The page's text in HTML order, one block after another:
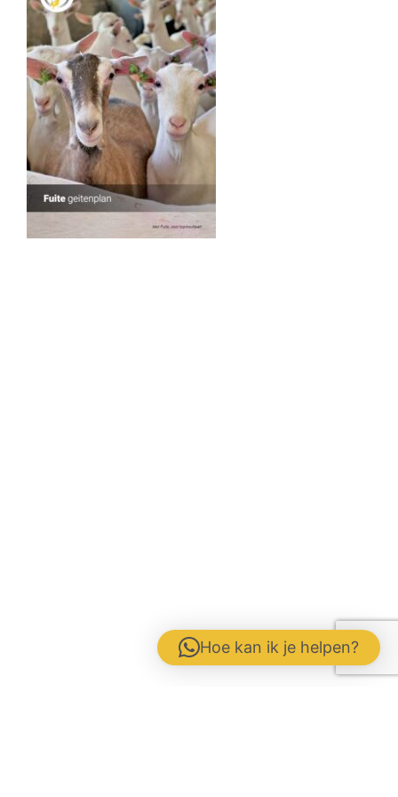
Hoe kan ik je helpen?